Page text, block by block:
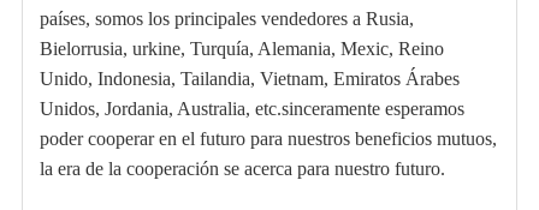
países, somos los principales vendedores a Rusia,
Bielorrusia, urkine, Turquía, Alemania, Mexic, Reino
Unido, Indonesia, Tailandia, Vietnam, Emiratos Árabes
Unidos, Jordania, Australia, etc.sinceramente esperamos
poder cooperar en el futuro para nuestros beneficios mutuos,
la era de la cooperación se acerca para nuestro futuro.